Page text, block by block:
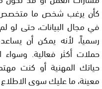
كأن يرغب شخص ما متخصص
في مجال البيانات، حتى لو
رسمياً، لأنه يمكن أن
حملات أكثر فعالية. وسواء
حياتك المهنية أو كنت
معينة، ما عليك سوى